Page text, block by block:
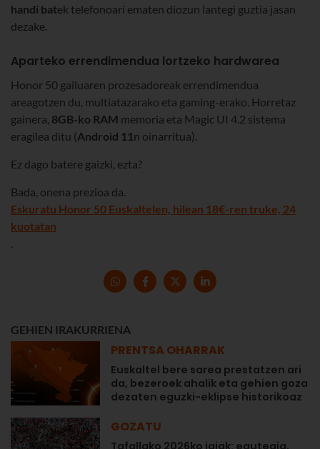
handi batek telefonoari ematen diozun lantegi guztia jasan
dezake.
Aparteko errendimendua lortzeko hardwarea
Honor 50 gailuaren prozesadoreak errendimendua
areagotzen du, multiatazarako eta gaming-erako. Horretaz
gainera, 8GB-ko RAM memoria eta Magic UI 4.2 sistema
eragilea ditu (Android 11n oinarritua).
Ez dago batere gaizki, ezta?
Bada, onena prezioa da.
Eskuratu Honor 50 Euskaltelen, hilean 18€-ren truke, 24
kuotatan
.
GEHIEN IRAKURRIENA
PRENTSA OHARRAK
Euskaltel bere sarea prestatzen ari
da, bezeroek ahalik eta gehien goza
dezaten eguzki-eklipse historikoaz
GOZATU